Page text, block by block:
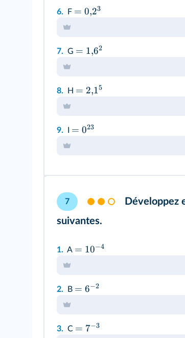
6. F = 0,23
7. G = 1,62
8. H = 2,15
9. = 023
7
Développez
suivantes.
1. A = 10−4
2. B = 6−2
3. C = 7−3